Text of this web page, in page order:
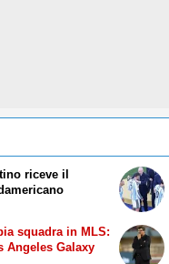
riceve il
squadra in MLS:
Angeles Galaxy